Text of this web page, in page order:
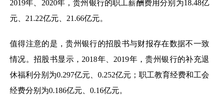
2019年、2020年，贵州银行的职工薪酬费用分别为18.48亿
元、21.22亿元、21.66亿元。
值得注意的是，贵州银行的招股书与财报存在数据不一致
情况。招股书显示，2018年、2019年，贵州银行的补充退
休福利分别为0.297亿元、0.252亿元；职工教育经费和工会
经费分别为0.186亿元、0.16亿元。